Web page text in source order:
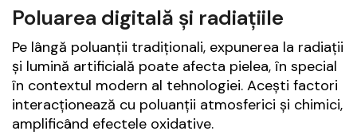
Poluarea digitală și radiațiile
Pe lângă poluanții tradiționali, expunerea la radiații
și lumină artificială poate afecta pielea, în special
în contextul modern al tehnologiei. Acești factori
interacționează cu poluanții atmosferici și chimici,
amplificând efectele oxidative.